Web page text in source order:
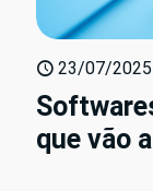
23/07/2025
que vão